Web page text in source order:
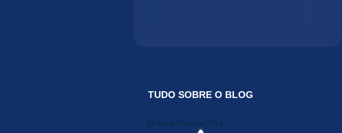
TUDO SOBRE O BLOG
Midiakit Danosse 2014